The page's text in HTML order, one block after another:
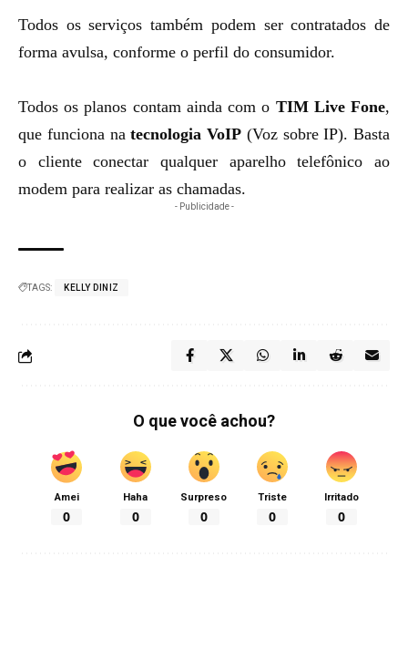
Todos os serviços também podem ser contratados de
forma avulsa, conforme o perfil do consumidor.
Todos os planos contam ainda com o TIM Live Fone,
que funciona natecnologia VoIP (Voz sobre IP). Basta
o cliente conectar qualquer aparelho telefônico ao
modem para realizar as chamadas.
- Publicidade -
TAGS: KELLY DINIZ
O que você achou?
Amei
0
Haha
0
Surpreso
0
Triste
0
Irritado
0